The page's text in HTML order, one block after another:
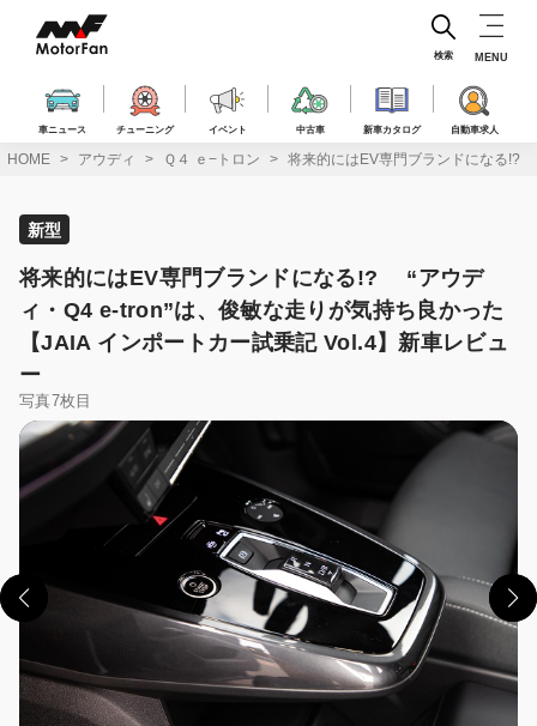
ス
車ニュース チューニング イベント 中古車 新車カタログ 自動車求人
検索 MENU
HOME アウディ Ｑ４ ｅ−トロン 将来的にはEV専門ブランドになる!?
新型
将来的にはEV専門ブランドになる!? “アウデ
ィ・Q4 e-tron”は、俊敏な走りが気持ち良かった
【JAIA インポートカー試乗記 Vol.4】新車レビュ
ー
写真7枚目